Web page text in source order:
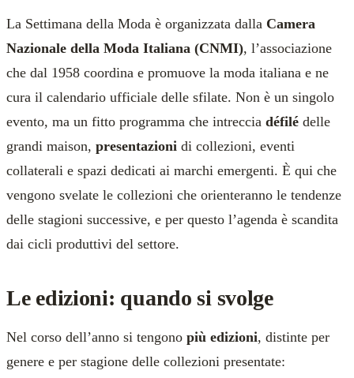
La Settimana della Moda è organizzata dalla Camera
Nazionale della Moda Italiana (CNMI), l’associazione
che dal 1958 coordina e promuove la moda italiana e ne
cura il calendario ufficiale delle sfilate. Non è un singolo
evento, ma un fitto programma che intreccia défilé delle
grandi maison, presentazioni di collezioni, eventi
collaterali e spazi dedicati ai marchi emergenti. È qui che
vengono svelate le collezioni che orienteranno le tendenze
delle stagioni successive, e per questo l’agenda è scandita
dai cicli produttivi del settore.
Le edizioni: quando si svolge
Nel corso dell’anno si tengono più edizioni, distinte per
genere e per stagione delle collezioni presentate: